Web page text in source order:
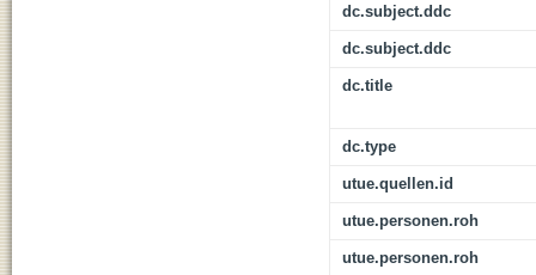
dc.subject.ddc
dc.subject.ddc
dc.title
dc.type
utue.quellen.id
utue.personen.roh
utue.personen.roh